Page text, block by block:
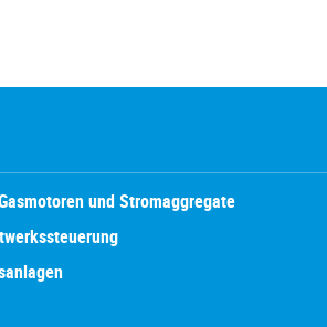
und Stromaggregate